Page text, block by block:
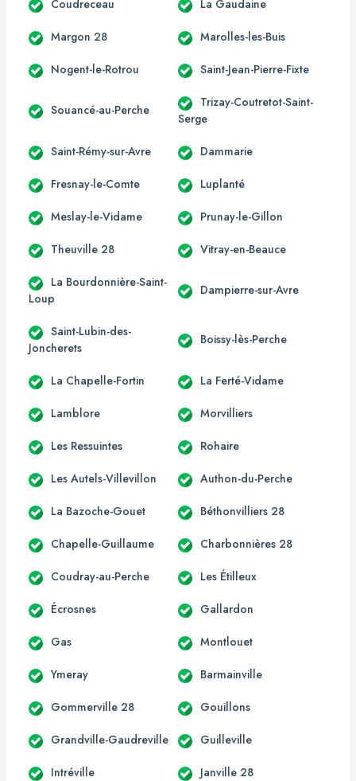
Coudreceau La Gaudaine
Margon 28 Marolles-les-Buis
Nogent-le-Rotrou Saint-Jean-Pierre-Fixte
Souancé-au-Perche
Trizay-Coutretot-Saint-
Serge
Saint-Rémy-sur-Avre Dammarie
Fresnay-le-Comte Luplanté
Meslay-le-Vidame Prunay-le-Gillon
Theuville 28 Vitray-en-Beauce
La Bourdonnière-Saint-
Loup
Dampierre-sur-Avre
Saint-Lubin-des-
Joncherets
Boissy-lès-Perche
La Chapelle-Fortin La Ferté-Vidame
Lamblore Morvilliers
Les Ressuintes Rohaire
Les Autels-Villevillon Authon-du-Perche
La Bazoche-Gouet Béthonvilliers 28
Chapelle-Guillaume Charbonnières 28
Coudray-au-Perche Les Étilleux
Écrosnes Gallardon
Gas Montlouet
Ymeray Barmainville
Gommerville 28 Gouillons
Grandville-Gaudreville Guilleville
Intréville Janville 28